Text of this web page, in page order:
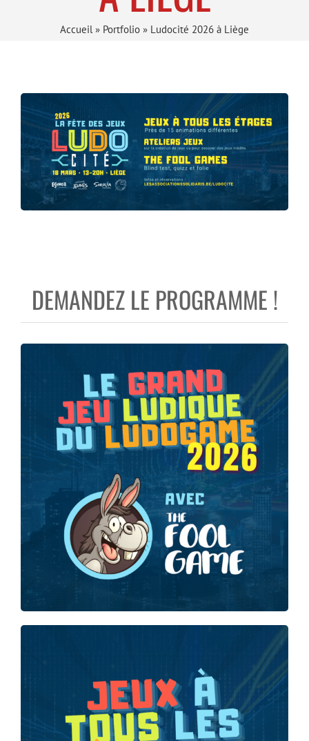
Accueil » Portfolio » Ludocité 2026 à Liège
DEMANDEZ LE PROGRAMME !